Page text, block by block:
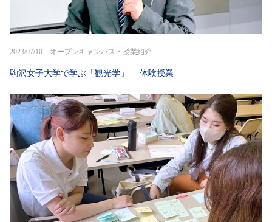
2023/07/10 オープンキャンパス・授業紹介
駒沢女子大学で学ぶ「観光学」― 体験授業